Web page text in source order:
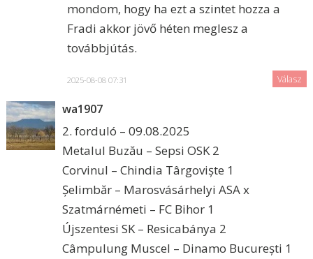
mondom, hogy ha ezt a szintet hozza a
Fradi akkor jövő héten meglesz a
továbbjútás.
2025-08-08 07:31 Válasz
wa1907
2. forduló – 09.08.2025
Metalul Buzău – Sepsi OSK 2
Corvinul – Chindia Târgoviște 1
Șelimbăr – Marosvásárhelyi ASA x
Szatmárnémeti – FC Bihor 1
Újszentesi SK – Resicabánya 2
Câmpulung Muscel – Dinamo București 1